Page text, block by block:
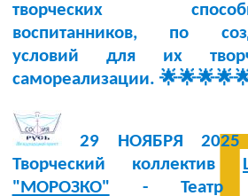
творческих
воспитанников, по
условий для их
самореализации.
29 НОЯБРЯ 2025
Творческий коллектив
"МОРОЗКО" - Театр